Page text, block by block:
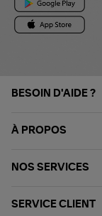
BESOIN D'AIDE ?
À PROPOS
NOS SERVICES
SERVICE CLIENT